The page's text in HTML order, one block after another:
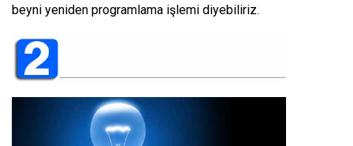
beyni yeniden programlama işlemi diyebiliriz.